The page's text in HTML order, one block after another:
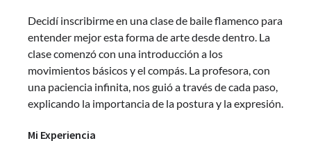
Decidí inscribirme en una clase de baile flamenco para
entender mejor esta forma de arte desde dentro. La
clase comenzó con una introducción a los
movimientos básicos y el compás. La profesora, con
una paciencia infinita, nos guió a través de cada paso,
explicando la importancia de la postura y la expresión.
Mi Experiencia